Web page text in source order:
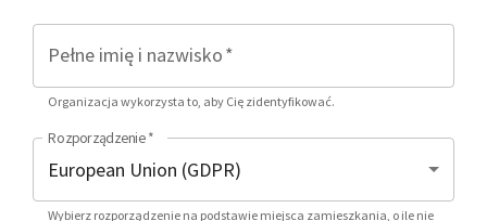
Pełne imię i nazwisko*
Organizacja wykorzysta to, aby Cię zidentyfikować.
Rozporządzenie*
Wybierz rozporządzenie na podstawie miejsca zamieszkania, o ile nie